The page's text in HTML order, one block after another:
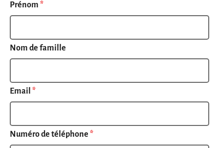
Prénom *
Nom de famille
Email *
Numéro de téléphone *